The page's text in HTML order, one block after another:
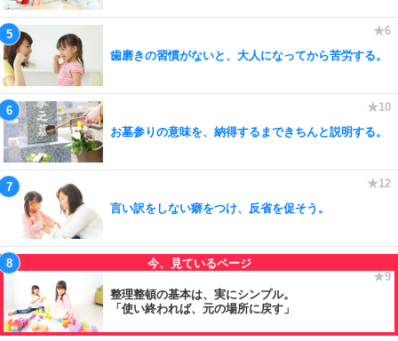
歯磨きの習慣がないと、大人になってから苦労する。
お墓参りの意味を、納得するまできちんと説明する。
言い訳をしない癖をつけ、反省を促そう。
整理整頓の基本は、実にシンプル。
「使い終われば、元の場所に戻す」